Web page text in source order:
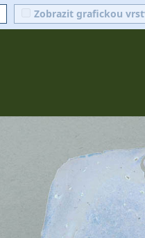
Zobrazit grafickou